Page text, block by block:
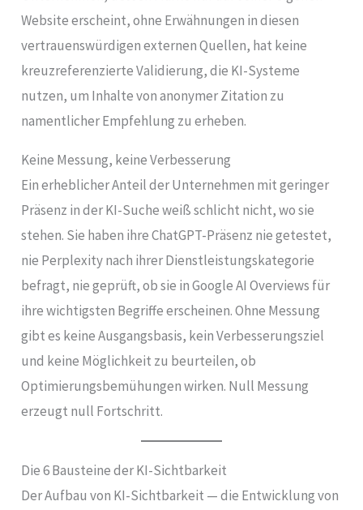
Website erscheint, ohne Erwähnungen in diesen
vertrauenswürdigen externen Quellen, hat keine
kreuzreferenzierte Validierung, die KI-Systeme
nutzen, um Inhalte von anonymer Zitation zu
namentlicher Empfehlung zu erheben.
Keine Messung, keine Verbesserung
Ein erheblicher Anteil der Unternehmen mit geringer
Präsenz in der KI-Suche weiß schlicht nicht, wo sie
stehen. Sie haben ihre ChatGPT-Präsenz nie getestet,
nie Perplexity nach ihrer Dienstleistungskategorie
befragt, nie geprüft, ob sie in Google AI Overviews für
ihre wichtigsten Begriffe erscheinen. Ohne Messung
gibt es keine Ausgangsbasis, kein Verbesserungsziel
und keine Möglichkeit zu beurteilen, ob
Optimierungsbemühungen wirken. Null Messung
erzeugt null Fortschritt.
Die 6 Bausteine der KI-Sichtbarkeit
Der Aufbau von KI-Sichtbarkeit — die Entwicklung von